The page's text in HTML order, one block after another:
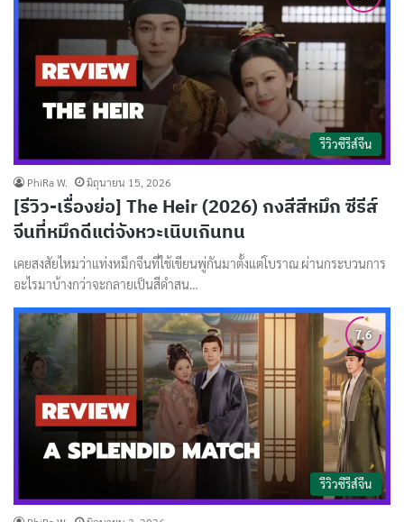
รีวิวซีรีส์จีน
PhiRa W. มิถุนายน 15, 2026
[รีวิว-เรื่องย่อ] The Heir (2026) กงสีสีหมึก ซีรีส์
จีนที่หมึกดีแต่จังหวะเนิบเกินทน
เคยสงสัยไหมว่าแท่งหมึกจีนที่ใช้เขียนพู่กันมาตั้งแต่โบราณ ผ่านกระบวนการ
อะไรมาบ้างกว่าจะกลายเป็นสีดำสน…
รีวิวซีรีส์จีน